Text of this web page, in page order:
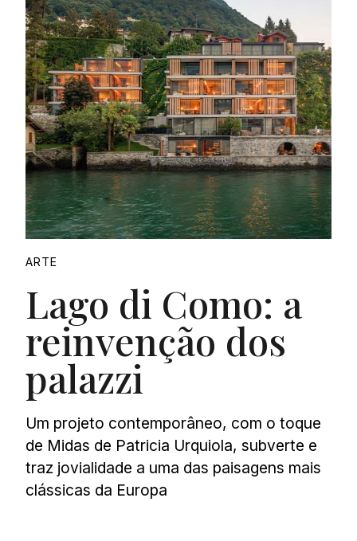
ARTE
Lago di Como: a
reinvenção dos
palazzi
Um projeto contemporâneo, com o toque
de Midas de Patricia Urquiola, subverte e
traz jovialidade a uma das paisagens mais
clássicas da Europa